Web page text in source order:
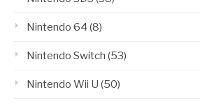
Nintendo 64 (8)
Nintendo Switch (53)
Nintendo Wii U (50)